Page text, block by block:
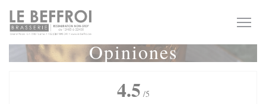
Personalización de sus opciones de cookies
Opiniones
4.5 /5